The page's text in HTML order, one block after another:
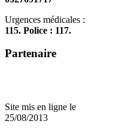
Urgences médicales :
115. Police : 117.
Partenaire
Site mis en ligne le
25/08/2013